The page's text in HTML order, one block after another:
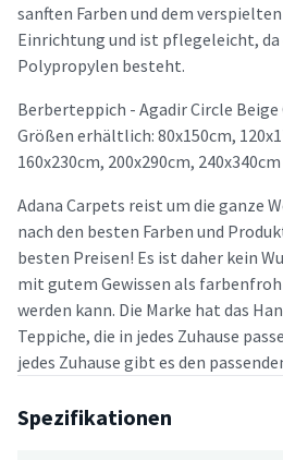
sanften Farben und dem
Einrichtung und ist pflegeleicht, da
Polypropylen besteht.
Berberteppich - Agadir Circle
Größen erhältlich: 80x150cm,
160x230cm, 200x290cm,
Adana Carpets reist um die ganze
nach den besten Farben und
besten Preisen! Es ist daher kein
mit gutem Gewissen als
werden kann. Die Marke hat das
Teppiche, die in jedes Zuhause
jedes Zuhause gibt es den
Spezifikationen